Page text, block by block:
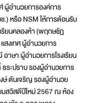
ผู้อำนวยการองค์การ
หรือ NSM ให้การต้อนรับ
รียนคลองห้า (พฤกษชัฏ
สงเทศ ผู้อำนวยการ
าษา ผู้อำนวยการโรงเรียน
ระปราบ รองผู้อำนวยการ
ษ์ ตันเจริญ รองผู้อำนวย
ยมสวัสดีปีใหม่ 2567 ณ ห้อง